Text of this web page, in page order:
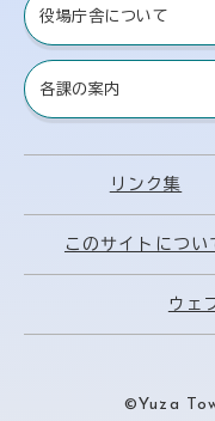
役場庁舎について
各課の案内
リンク集
このサイトについ
ウェ
©Yuza